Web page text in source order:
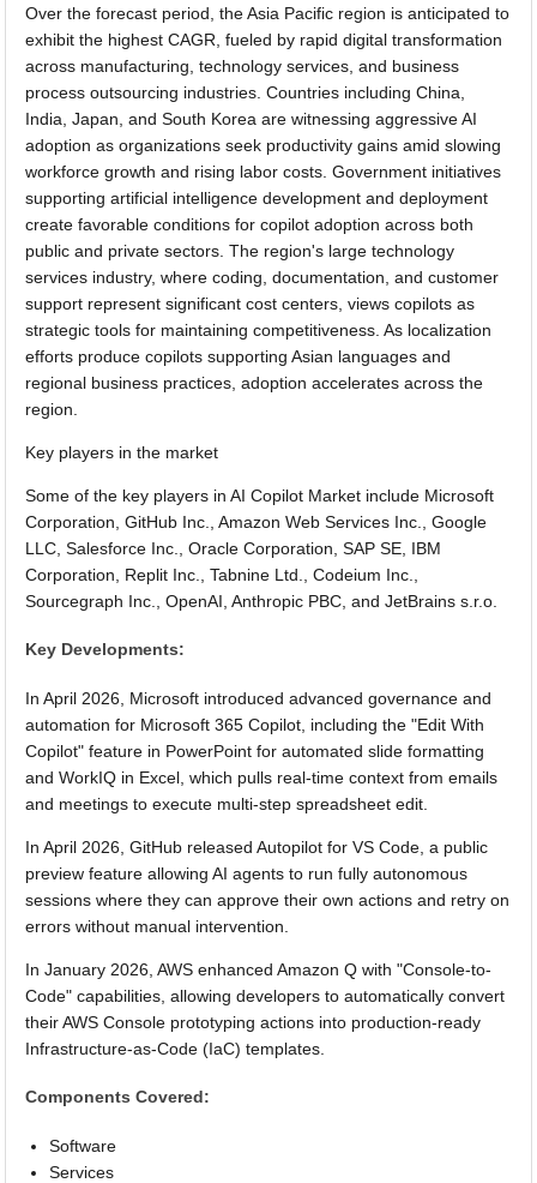
Over the forecast period, the Asia Pacific region is anticipated to
exhibit the highest CAGR, fueled by rapid digital transformation
across manufacturing, technology services, and business
process outsourcing industries. Countries including China,
India, Japan, and South Korea are witnessing aggressive AI
adoption as organizations seek productivity gains amid slowing
workforce growth and rising labor costs. Government initiatives
supporting artificial intelligence development and deployment
create favorable conditions for copilot adoption across both
public and private sectors. The region's large technology
services industry, where coding, documentation, and customer
support represent significant cost centers, views copilots as
strategic tools for maintaining competitiveness. As localization
efforts produce copilots supporting Asian languages and
regional business practices, adoption accelerates across the
region.
Key players in the market
Some of the key players in AI Copilot Market include Microsoft
Corporation, GitHub Inc., Amazon Web Services Inc., Google
LLC, Salesforce Inc., Oracle Corporation, SAP SE, IBM
Corporation, Replit Inc., Tabnine Ltd., Codeium Inc.,
Sourcegraph Inc., OpenAI, Anthropic PBC, and JetBrains s.r.o.
Key Developments:
In April 2026, Microsoft introduced advanced governance and
automation for Microsoft 365 Copilot, including the "Edit With
Copilot" feature in PowerPoint for automated slide formatting
and WorkIQ in Excel, which pulls real-time context from emails
and meetings to execute multi-step spreadsheet edit.
In April 2026, GitHub released Autopilot for VS Code, a public
preview feature allowing AI agents to run fully autonomous
sessions where they can approve their own actions and retry on
errors without manual intervention.
In January 2026, AWS enhanced Amazon Q with "Console-to-
Code" capabilities, allowing developers to automatically convert
their AWS Console prototyping actions into production-ready
Infrastructure-as-Code (IaC) templates.
Components Covered:
Software
Services